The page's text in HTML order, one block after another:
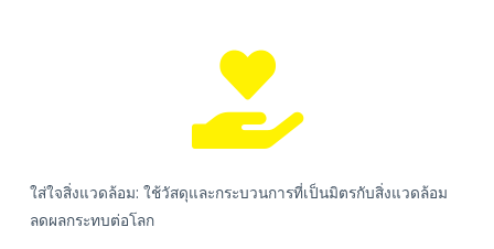
ใส่ใจสิ่งแวดล้อม: ใช้วัสดุและกระบวนการที่เป็นมิตรกับสิ่งแวดล้อม
ลดผลกระทบต่อโลก